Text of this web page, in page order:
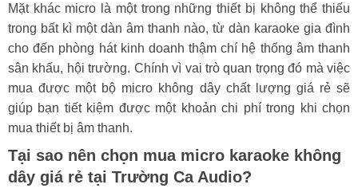
Mặt khác micro là một trong những thiết bị không thể thiếu
trong bất kì một dàn âm thanh nào, từ dàn karaoke gia đình
cho đến phòng hát kinh doanh thậm chí hệ thống âm thanh
sân khấu, hội trường. Chính vì vai trò quan trọng đó mà việc
mua được một bộ micro không dây chất lượng giá rẻ sẽ
giúp bạn tiết kiệm được một khoản chi phí trong khi chọn
mua thiết bị âm thanh.
Tại sao nên chọn mua micro karaoke không
dây giá rẻ tại Trường Ca Audio?